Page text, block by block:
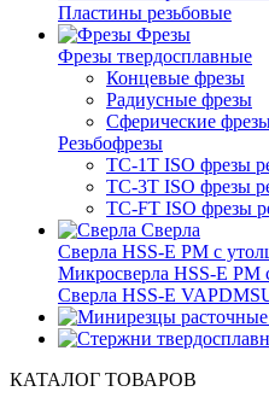
Пластины резьбовые
Фрезы
Фрезы твердосплавные
Концевые фрезы
Радиусные фрезы
Сферические
Резьбофрезы
TC-1T ISO фрезы
TC-3T ISO фрезы
TC-FT ISO фрезы
Сверла
Cверла HSS-E PM c
Микросверла HSS-E
Сверла HSS-E
КАТАЛОГ ТОВАРОВ